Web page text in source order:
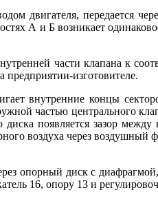
двигателя, передается
А и Б возникает
части клапана к
изготовителе.
внутренние концы
частью центрального
появляется зазор между
воздуха через
опорный диск с
16, опору 13 и